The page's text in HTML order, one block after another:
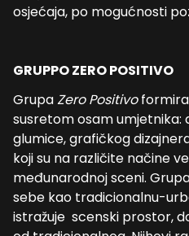
osjećaja, po mogućnosti
GRUPPO ZERO POSITIVO
GrupaZero Positivo
susretom osam umjetnika:
glumice, grafičkog
koji su na različite načine
međunarodnoj sceni.
sebe kao tradicionalnu-
istražuje scenski prostor,